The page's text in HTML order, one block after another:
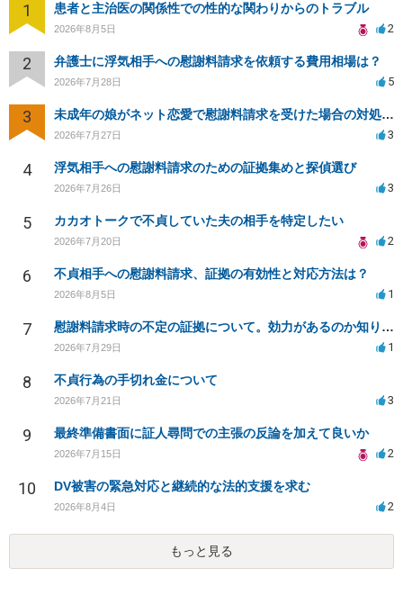
1 患者と主治医の関係性での性的な関わりからのトラブル
2026年8月5日 2
2 弁護士に浮気相手への慰謝料請求を依頼する費用相場は？
2026年7月28日 5
3 未成年の娘がネット恋愛で慰謝料請求を受けた場合の対処法は？
2026年7月27日 3
4 浮気相手への慰謝料請求のための証拠集めと探偵選び
2026年7月26日 3
5 カカオトークで不貞していた夫の相手を特定したい
2026年7月20日 2
6 不貞相手への慰謝料請求、証拠の有効性と対応方法は？
2026年8月5日 1
7 慰謝料請求時の不定の証拠について。効力があるのか知りたい。
2026年7月29日 1
8 不貞行為の手切れ金について
2026年7月21日 3
9 最終準備書面に証人尋問での主張の反論を加えて良いか
2026年7月15日 2
10 DV被害の緊急対応と継続的な法的支援を求む
2026年8月4日 2
もっと見る